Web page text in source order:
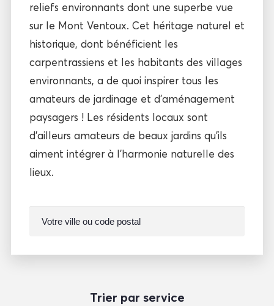
reliefs environnants dont une superbe vue
sur le Mont Ventoux. Cet héritage naturel et
historique, dont bénéficient les
carpentrassiens et les habitants des villages
environnants, a de quoi inspirer tous les
amateurs de jardinage et d’aménagement
paysagers ! Les résidents locaux sont
d’ailleurs amateurs de beaux jardins qu’ils
aiment intégrer à l’harmonie naturelle des
lieux.
Trier par service